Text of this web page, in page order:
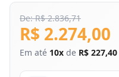
De: R$ 2.836,71
R$ 2.274,00
Em até 10x de R$ 227,40